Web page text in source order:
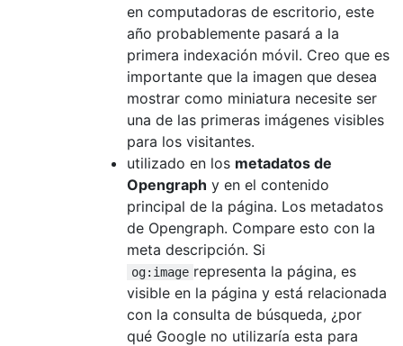
en computadoras de escritorio, este
año probablemente pasará a la
primera indexación móvil. Creo que es
importante que la imagen que desea
mostrar como miniatura necesite ser
una de las primeras imágenes visibles
para los visitantes.
utilizado en los metadatos de
Opengraph y en el contenido
principal de la página. Los metadatos
de Opengraph. Compare esto con la
meta descripción. Si
og:image representa la página, es
visible en la página y está relacionada
con la consulta de búsqueda, ¿por
qué Google no utilizaría esta para